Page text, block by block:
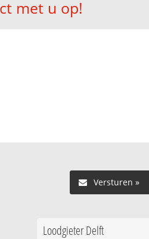
met u op!
Versturen »
Loodgieter Delft